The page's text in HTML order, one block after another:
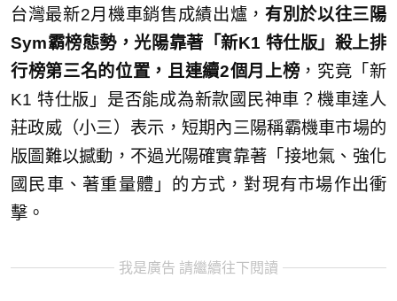
台灣最新2月機車銷售成績出爐， 有別於以往三陽
Sym霸榜態勢，光陽靠著「新K1 特仕版」殺上排
行榜第三名的位置，且連續2個月上榜 ，究竟「新
K1 特仕版」是否能成為新款國民神車？機車達人
莊政威（小三）表示，短期內三陽稱霸機車市場的
版圖難以撼動，不過光陽確實靠著「接地氣、強化
國民車、著重量體」的方式，對現有市場作出衝
擊。
我是廣告 請繼續往下閱讀